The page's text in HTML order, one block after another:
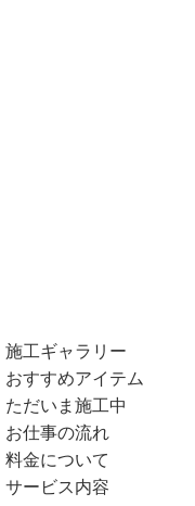
施工ギャラリー
おすすめアイテム
ただいま施工中
お仕事の流れ
料金について
サービス内容